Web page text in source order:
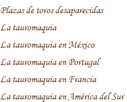
Plazas de toros desaparecidas
La tauromaquia
La tauromaquia en México
La tauromaquia en Portugal
La tauromaquia en Francia
La tauromaquia en América del Sur